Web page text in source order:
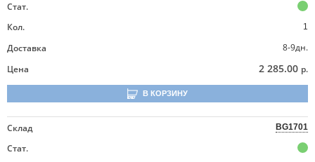
Стат.
Кол.
1
Доставка
8-9дн.
Цена
2 285.00 р.
В КОРЗИНУ
Склад BG1701
Стат.